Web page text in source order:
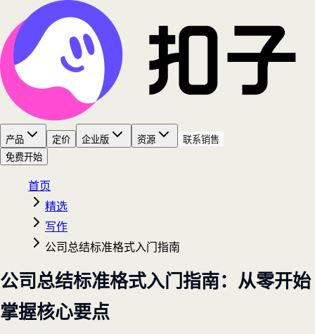
产品 定价 企业版 资源
联系销售
免费开始
首页
精选
写作
公司总结标准格式入门指南
公司总结标准格式入门指南：从零开始
掌握核心要点